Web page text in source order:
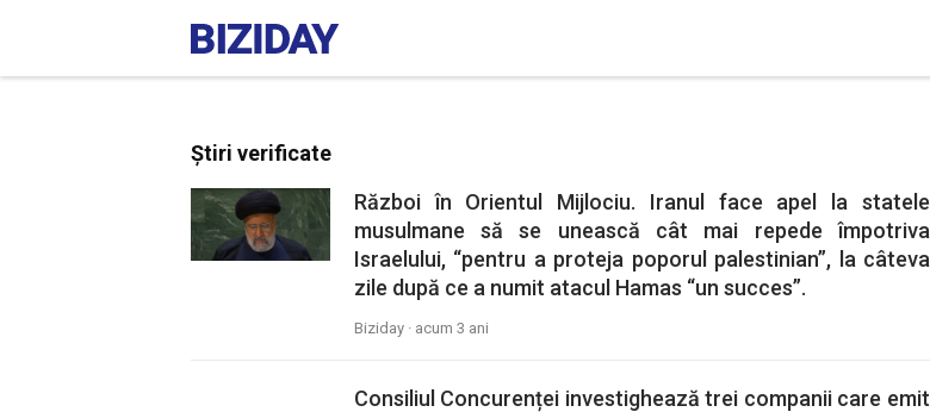
Știri verificate
Război în Orientul Mijlociu. Iranul face apel la statele
musulmane să se unească cât mai repede împotriva
Israelului, “pentru a proteja poporul palestinian”, la câteva
zile după ce a numit atacul Hamas “un succes”.
Biziday · acum 3 ani
Consiliul Concurenței investighează trei companii care emit